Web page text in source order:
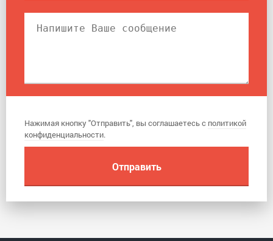
Нажимая кнопку "Отправить", вы соглашаетесь с политикой
конфиденциальности.